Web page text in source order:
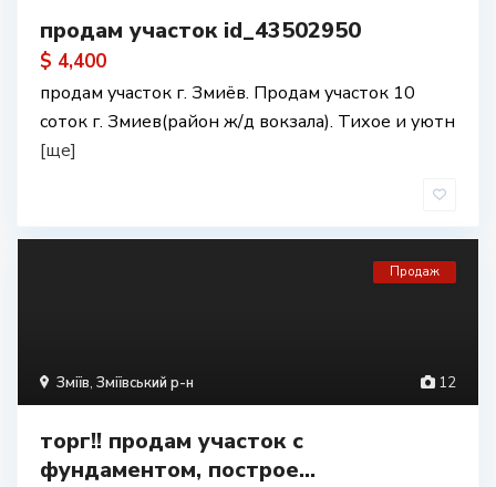
продам участок id_43502950
$ 4,400
продам участок г. Змиёв. Продам участок 10
соток г. Змиев(район ж/д вокзала). Тихое и уютн
[ще]
12
Зміїв, Зміївський р-н
Продаж
торг!! продам участок с
фундаментом, построе...